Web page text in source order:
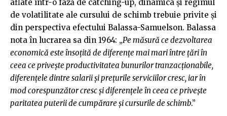
aflate într-o fază de catching-up, dinamica și regimul
de volatilitate ale cursului de schimb trebuie privite și
din perspectiva efectului Balassa-Samuelson. Balassa
nota în lucrarea sa din 1964: „Pe măsură ce dezvoltarea
economică este însoțită de diferențe mai mari între țări în
ceea ce privește productivitatea bunurilor tranzacționabile,
diferențele dintre salarii și prețurile serviciilor cresc, iar în
mod corespunzător cresc și diferențele în ceea ce privește
paritatea puterii de cumpărare și cursurile de schimb.”